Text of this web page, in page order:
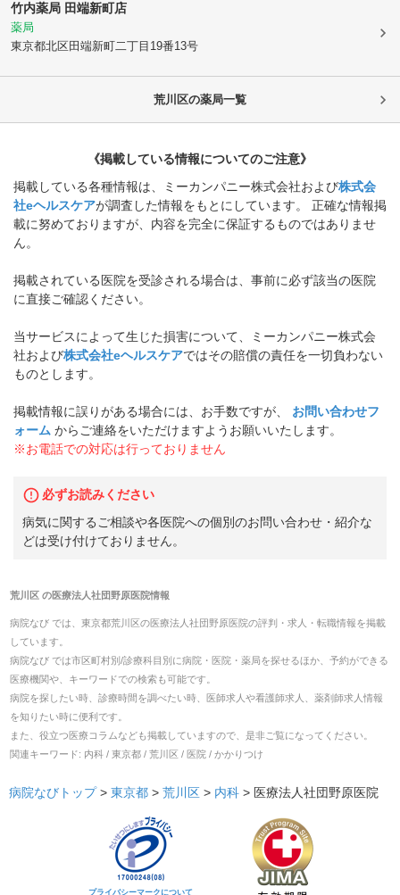
竹内薬局 田端新町店
薬局
東京都北区田端新町二丁目19番13号
荒川区の薬局一覧
《掲載している情報についてのご注意》
掲載している各種情報は、ミーカンパニー株式会社および株式会
社eヘルスケアが調査した情報をもとにしています。 正確な情報掲
載に努めておりますが、内容を完全に保証するものではありませ
ん。
掲載されている医院を受診される場合は、事前に必ず該当の医院
に直接ご確認ください。
当サービスによって生じた損害について、ミーカンパニー株式会
社および株式会社eヘルスケアではその賠償の責任を一切負わない
ものとします。
掲載情報に誤りがある場合には、お手数ですが、
お問い合わせフ
ォーム からご連絡をいただけますようお願いいたします。
※お電話での対応は行っておりません
必ずお読みください
病気に関するご相談や各医院への個別のお問い合わせ・紹介な
どは受け付けておりません。
荒川区の医療法人社団野原医院情報
病院なび では、 東京都荒川区の医療法人社団野原医院の評判・求人・転職情報を掲載
しています。
病院なび では市区町村別/診療科目別に病院・医院・薬局を探せるほか、予約ができる
医療機関や、キーワードでの検索も可能です。
病院を探したい時、診療時間を調べたい時、医師求人や看護師求人、薬剤師求人情報
を知りたい時に便利です。
また、役立つ医療コラムなども掲載していますので、是非ご覧になってください。
関連キーワード: 内科 / 東京都 / 荒川区 / 医院 / かかりつけ
病院なびトップ > 東京都 > 荒川区 > 内科 > 医療法人社団野原医院
プライバシーマークについて